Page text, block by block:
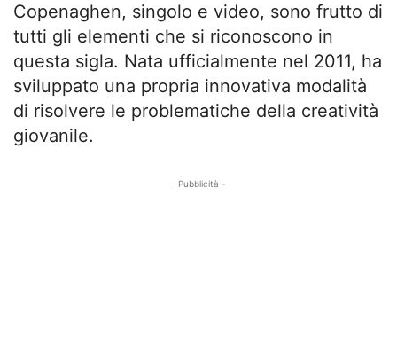
Copenaghen, singolo e video, sono frutto di
tutti gli elementi che si riconoscono in
questa sigla. Nata ufficialmente nel 2011, ha
sviluppato una propria innovativa modalità
di risolvere le problematiche della creatività
giovanile.
- Pubblicità -